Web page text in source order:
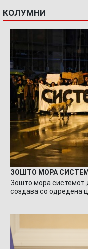
КОЛУМНИ
ЗОШТО МОРА
Зошто мора системот
создава со одредена